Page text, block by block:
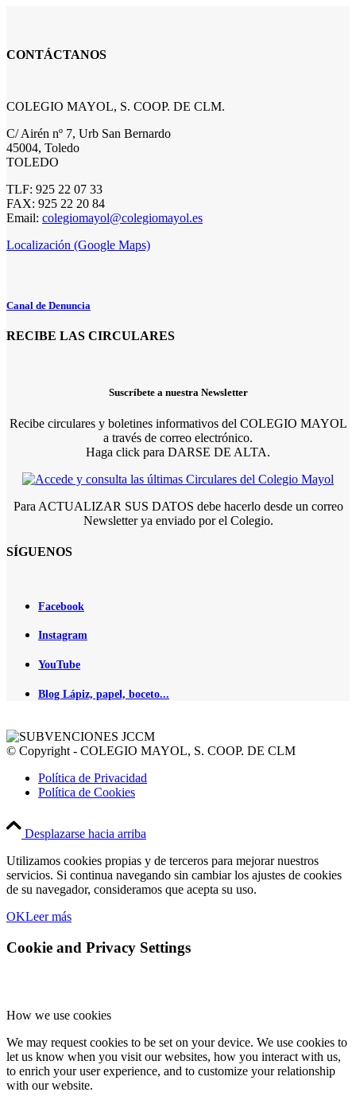
CONTÁCTANOS
COLEGIO MAYOL, S. COOP. DE CLM.
C/ Airén nº 7, Urb San Bernardo
45004, Toledo
TOLEDO
TLF: 925 22 07 33
FAX: 925 22 20 84
Email: colegiomayol@colegiomayol.es
Localización (Google Maps)
Canal de Denuncia
RECIBE LAS CIRCULARES
Suscríbete a nuestra Newsletter
Recibe circulares y boletines informativos del COLEGIO MAYOL
a través de correo electrónico.
Haga click para DARSE DE ALTA.
Para ACTUALIZAR SUS DATOS debe hacerlo desde un correo
Newsletter ya enviado por el Colegio.
SÍGUENOS
Facebook
Instagram
YouTube
Blog Lápiz, papel, boceto...
© Copyright - COLEGIO MAYOL, S. COOP. DE CLM
Política de Privacidad
Política de Cookies
Desplazarse hacia arriba
Utilizamos cookies propias y de terceros para mejorar nuestros
servicios. Si continua navegando sin cambiar los ajustes de cookies
de su navegador, consideramos que acepta su uso.
OKLeer más
Cookie and Privacy Settings
How we use cookies
We may request cookies to be set on your device. We use cookies to
let us know when you visit our websites, how you interact with us,
to enrich your user experience, and to customize your relationship
with our website.